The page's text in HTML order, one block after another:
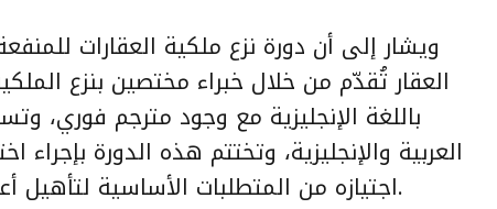
ويشار إلى أن دورة نزع ملكية العقارات
العقار تُقدّم من خلال خبراء مختصين بنزع
باللغة الإنجليزية مع وجود مترجم فوري،
العربية والإنجليزية، وتختتم هذه الدورة بإجراء
اجتيازه من المتطلبات الأساسية لتأهيل أعضاء لجان التقدير من أهل الخبرة.